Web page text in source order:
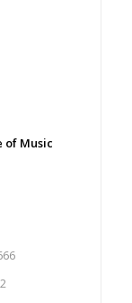
of Music